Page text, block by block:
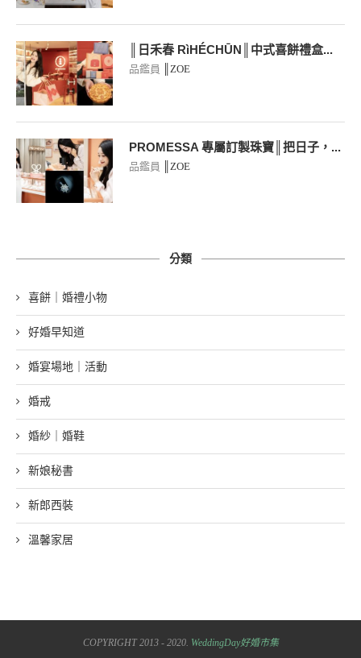
║日禾春 RìHÉCHŪN║中式喜餅禮盒...
品鑑員 ║ZOE
PROMESSA 專屬訂製珠寶║把日子，...
品鑑員 ║ZOE
分類
喜餅｜婚禮小物
好婚早知道
婚宴場地｜活動
婚戒
婚紗｜婚鞋
新娘秘書
新郎西裝
溫馨家居
COPYRIGHT 2013 - 2020. WeddingDay好婚市集